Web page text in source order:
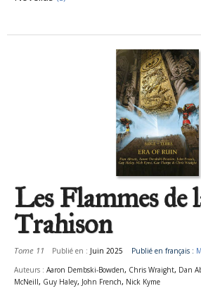
Les Flammes de
Trahison
Tome 11 Publié en : Juin 2025 Publié en français :
Auteurs : Aaron Dembski-Bowden, Chris Wraight, Dan
McNeill, Guy Haley, John French, Nick Kyme